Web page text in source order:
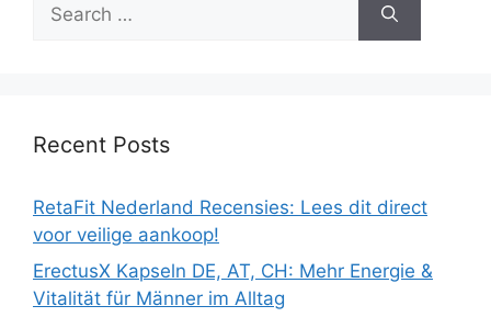
for:
Recent Posts
RetaFit Nederland Recensies: Lees dit direct
voor veilige aankoop!
ErectusX Kapseln DE, AT, CH: Mehr Energie &
Vitalität für Männer im Alltag